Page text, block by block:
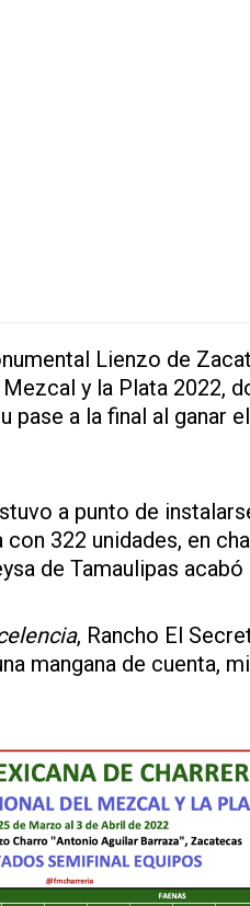
Lienzo de
y la Plata 2022,
pase a la final al ganar
a punto de
322 unidades, en
de Tamaulipas
, Rancho El
mangana de cuenta,